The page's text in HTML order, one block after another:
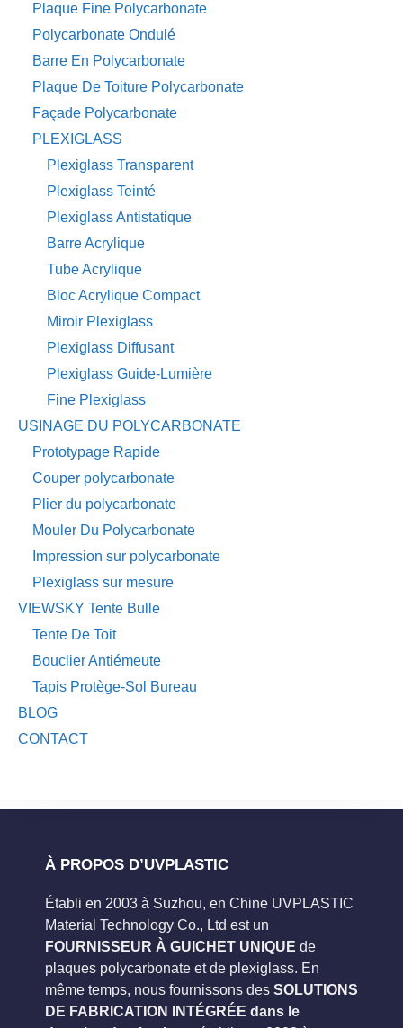
Plaque Fine Polycarbonate
Polycarbonate Ondulé
Barre En Polycarbonate
Plaque De Toiture Polycarbonate
Façade Polycarbonate
PLEXIGLASS
Plexiglass Transparent
Plexiglass Teinté
Plexiglass Antistatique
Barre Acrylique
Tube Acrylique
Bloc Acrylique Compact
Miroir Plexiglass
Plexiglass Diffusant
Plexiglass Guide-Lumière
Fine Plexiglass
USINAGE DU POLYCARBONATE
Prototypage Rapide
Couper polycarbonate
Plier du polycarbonate
Mouler Du Polycarbonate
Impression sur polycarbonate
Plexiglass sur mesure
VIEWSKY Tente Bulle
Tente De Toit
Bouclier Antiémeute
Tapis Protège-Sol Bureau
BLOG
CONTACT
À PROPOS D’UVPLASTIC
Établi en 2003 à Suzhou, en Chine UVPLASTIC
Material Technology Co., Ltd est un
FOURNISSEUR À GUICHET UNIQUE de
plaques polycarbonate et de plexiglass. En
même temps, nous fournissons des SOLUTIONS
DE FABRICATION INTÉGRÉE dans le